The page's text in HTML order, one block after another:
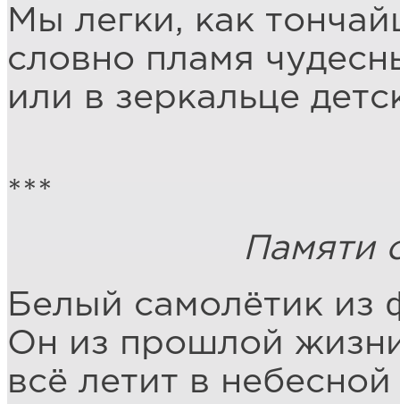
Мы легки, как
словно пламя
или в зеркальце
***
Памяти
Белый самолётик из
Он из прошлой
всё летит в небесной